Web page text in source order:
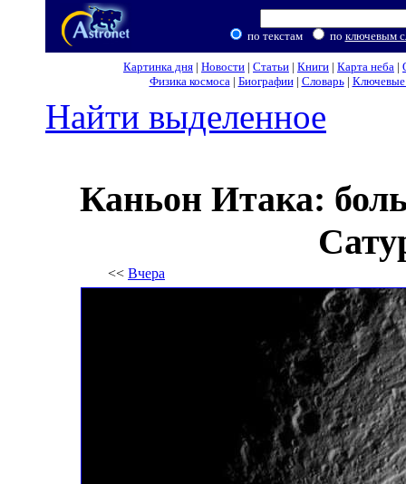
по текстам по ключевым
Картинка дня | Новости | Статьи | Книги | Карта неба |
Физика космоса| Биографии| Словарь| Ключевые
Найти выделенное
Каньон Итака:
<< Вчера